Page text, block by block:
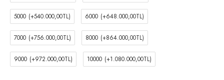
5000 (+540.000,00TL) 6000 (+648.000,00TL)
7000 (+756.000,00TL) 8000 (+864.000,00TL)
9000 (+972.000,00TL) 10000 (+1.080.000,00TL)